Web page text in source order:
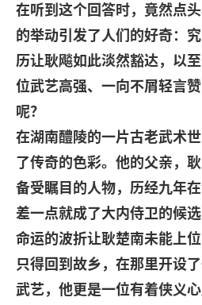
在听到这个回答时，竟然点
的举动引发了人们的好奇：
历让耿飚如此淡然豁达，以
位武艺高强、一向不屑轻言
呢？
在湖南醴陵的一片古老武术
了传奇的色彩。他的父亲，
备受瞩目的人物，历经九年在
差一点就成了大内侍卫的候选
命运的波折让耿楚南未能上
只得回到故乡，在那里开设
武艺，他更是一位有着侠义